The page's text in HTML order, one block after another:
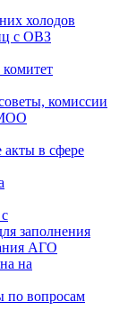
холодов
с ОВЗ
комиссии
МОО
в сфере
заполнения
АГО
на
по вопросам